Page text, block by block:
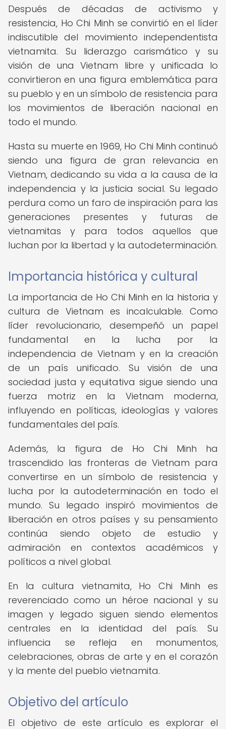
Después de décadas de activismo y
resistencia, Ho Chi Minh se convirtió en el líder
indiscutible del movimiento independentista
vietnamita. Su liderazgo carismático y su
visión de una Vietnam libre y unificada lo
convirtieron en una figura emblemática para
su pueblo y en un símbolo de resistencia para
los movimientos de liberación nacional en
todo el mundo.
Hasta su muerte en 1969, Ho Chi Minh continuó
siendo una figura de gran relevancia en
Vietnam, dedicando su vida a la causa de la
independencia y la justicia social. Su legado
perdura como un faro de inspiración para las
generaciones presentes y futuras de
vietnamitas y para todos aquellos que
luchan por la libertad y la autodeterminación.
Importancia histórica y cultural
La importancia de Ho Chi Minh en la historia y
cultura de Vietnam es incalculable. Como
líder revolucionario, desempeñó un papel
fundamental en la lucha por la
independencia de Vietnam y en la creación
de un país unificado. Su visión de una
sociedad justa y equitativa sigue siendo una
fuerza motriz en la Vietnam moderna,
influyendo en políticas, ideologías y valores
fundamentales del país.
Además, la figura de Ho Chi Minh ha
trascendido las fronteras de Vietnam para
convertirse en un símbolo de resistencia y
lucha por la autodeterminación en todo el
mundo. Su legado inspiró movimientos de
liberación en otros países y su pensamiento
continúa siendo objeto de estudio y
admiración en contextos académicos y
políticos a nivel global.
En la cultura vietnamita, Ho Chi Minh es
reverenciado como un héroe nacional y su
imagen y legado siguen siendo elementos
centrales en la identidad del país. Su
influencia se refleja en monumentos,
celebraciones, obras de arte y en el corazón
y la mente del pueblo vietnamita.
Objetivo del artículo
El objetivo de este artículo es explorar el